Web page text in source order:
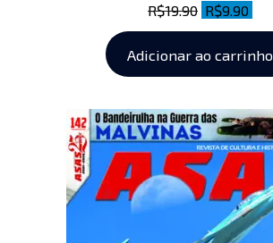
R$19.90 R$9.90
Adicionar ao carrinho